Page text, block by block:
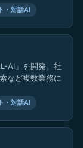
・対話AI
AI」を開発。社
など複数業務に
・対話AI